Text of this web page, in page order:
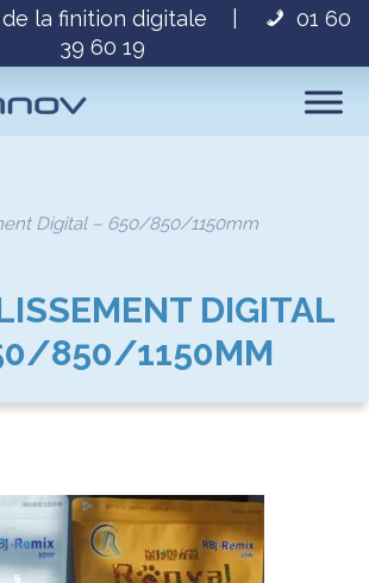
la finition digitale
01 60
39 60 19
Digital – 650/850/1150mm
DIGITAL
850/1150MM